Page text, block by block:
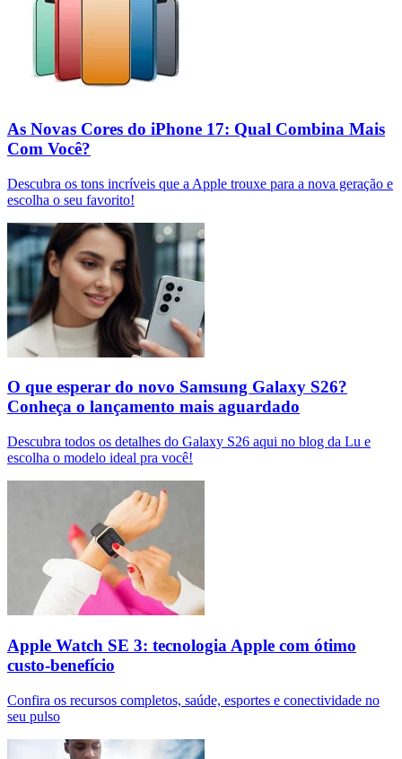
As Novas Cores do iPhone 17: Qual Combina Mais
Com Você?
Descubra os tons incríveis que a Apple trouxe para a nova geração e
escolha o seu favorito!
O que esperar do novo Samsung Galaxy S26?
Conheça o lançamento mais aguardado
Descubra todos os detalhes do Galaxy S26 aqui no blog da Lu e
escolha o modelo ideal pra você!
Apple Watch SE 3: tecnologia Apple com ótimo
custo-benefício
Confira os recursos completos, saúde, esportes e conectividade no
seu pulso